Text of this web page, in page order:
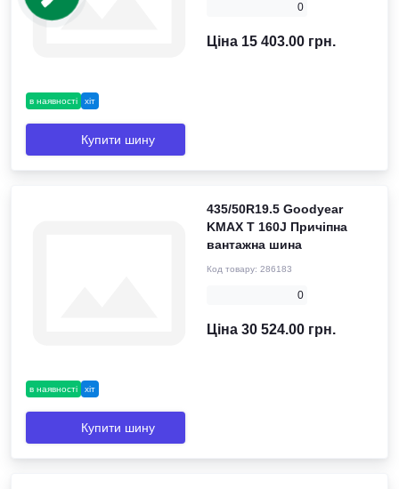
в наявності хіт
0
Ціна 15 403.00 грн.
Купити шину
в наявності хіт
435/50R19.5 Goodyear
KMAX T 160J Причіпна
вантажна шина
Код товару: 286183
0
Ціна 30 524.00 грн.
Купити шину